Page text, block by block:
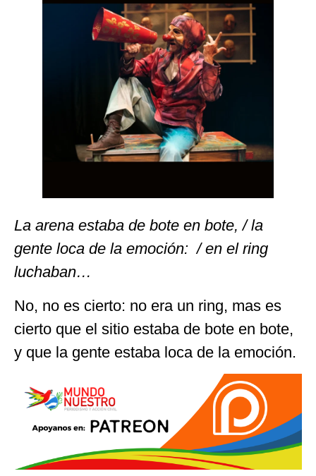
La arena estaba de bote en bote, / la
gente loca de la emoción: / en el ring
luchaban…
No, no es cierto: no era un ring, mas es
cierto que el sitio estaba de bote en bote,
y que la gente estaba loca de la emoción.